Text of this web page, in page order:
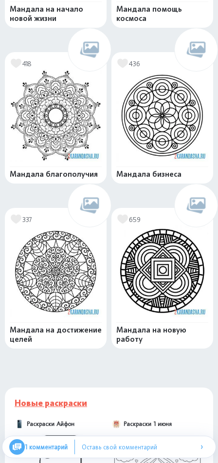
Мандала на начало
новой жизни
Мандала помощь
космоса
418
Мандала благополучия
436
Мандала бизнеса
337
Мандала на достижение
целей
659
Мандала на новую
работу
Новые раскраски
Раскраски Айфон Раскраски 1 июня
1 комментарий Оставь свой комментарий ›